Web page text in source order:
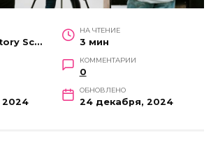
Fashion Factory School
НА ЧТЕНИЕ
3 мин
КОММЕНТАРИИ
0
2024
ОБНОВЛЕНО
24 декабря, 2024